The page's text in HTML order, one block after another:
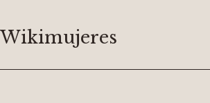
al
Wikimujeres